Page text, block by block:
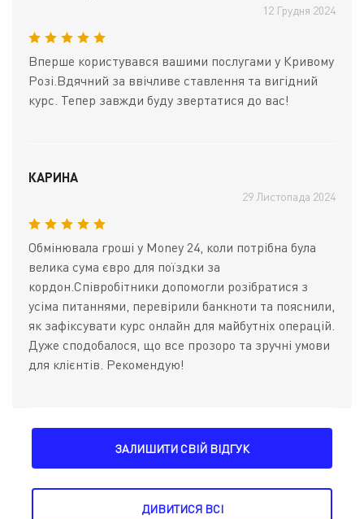
12 Грудня 2024
Вперше користувався вашими послугами у Кривому
Розі.Вдячний за ввічливе ставлення та вигідний
курс. Тепер завжди буду звертатися до вас!
КАРИНА
29 Листопада 2024
Обмінювала гроші у Money 24, коли потрібна була
велика сума євро для поїздки за
кордон.Співробітники допомогли розібратися з
усіма питаннями, перевірили банкноти та пояснили,
як зафіксувати курс онлайн для майбутніх операцій.
Дуже сподобалося, що все прозоро та зручні умови
для клієнтів. Рекомендую!
ЗАЛИШИТИ СВІЙ ВІДГУК
ДИВИТИСЯ ВСІ